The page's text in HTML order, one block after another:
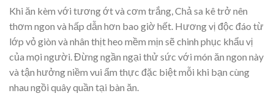
Khi ăn kèm với tương ớt và cơm trắng, Chả sa kê trở nên
thơm ngon và hấp dẫn hơn bao giờ hết. Hương vị độc đáo từ
lớp vỏ giòn và nhân thịt heo mềm mịn sẽ chinh phục khẩu vị
của mọi người. Đừng ngần ngại thử sức với món ăn ngon này
và tận hưởng niềm vui ẩm thực đặc biệt mỗi khi bạn cùng
nhau ngồi quây quần tại bàn ăn.